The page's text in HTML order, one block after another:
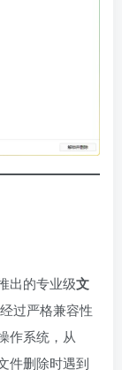
出的专业级文
过严格兼容性
作系统，从
件删除时遇到